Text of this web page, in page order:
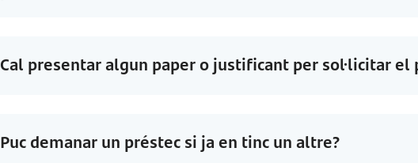
Cal presentar algun paper o justificant per sol·licitar el
Puc demanar un préstec si ja en tinc un altre?